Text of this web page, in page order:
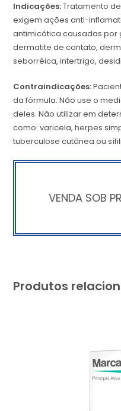
Indicações:Tratamento
exigem ações anti-
antimicótica causadas por
dermatite de contato,
seborréica, intertrigo,
Contraindicações:
da fórmula. Não use o
deles. Não utilizar em
como: varicela, herpes
tuberculose cutânea ou
VENDA SOB
Produtos